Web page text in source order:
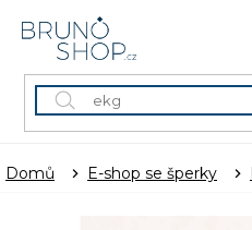
Domů E-shop se šperky